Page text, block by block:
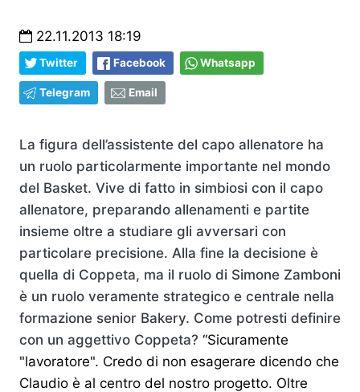
22.11.2013 18:19
Twitter Facebook Whatsapp
Telegram Email
La figura dell’assistente del capo allenatore ha
un ruolo particolarmente importante nel mondo
del Basket. Vive di fatto in simbiosi con il capo
allenatore, preparando allenamenti e partite
insieme oltre a studiare gli avversari con
particolare precisione. Alla fine la decisione è
quella di Coppeta, ma il ruolo di Simone Zamboni
è un ruolo veramente strategico e centrale nella
formazione senior Bakery. Come potresti definire
con un aggettivo Coppeta? “Sicuramente
"lavoratore". Credo di non esagerare dicendo che
Claudio è al centro del nostro progetto. Oltre